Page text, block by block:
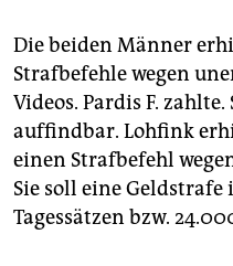
Die beiden Männer
Strafbefehle wegen
Videos. Pardis F.
auffindbar. Lohfink
einen Strafbefehl
Sie soll eine Geldstrafe
Tagessätzen bzw.